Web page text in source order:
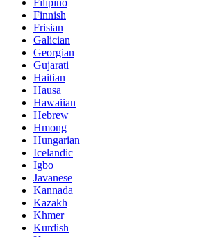
Finnish
Frisian
Galician
Georgian
Gujarati
Haitian
Hausa
Hawaiian
Hebrew
Hmong
Hungarian
Icelandic
Igbo
Javanese
Kannada
Kazakh
Khmer
Kurdish